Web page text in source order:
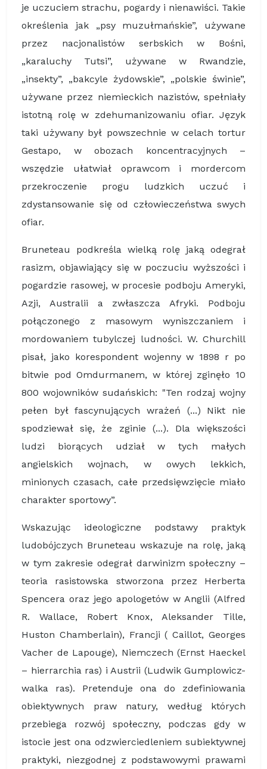
je uczuciem strachu, pogardy i nienawiści. Takie
określenia jak „psy muzułmańskie”, używane
przez nacjonalistów serbskich w Bośni,
„karaluchy Tutsi”, używane w Rwandzie,
„insekty”, „bakcyle żydowskie”, „polskie świnie”,
używane przez niemieckich nazistów, spełniały
istotną rolę w zdehumanizowaniu ofiar. Język
taki używany był powszechnie w celach tortur
Gestapo, w obozach koncentracyjnych –
wszędzie ułatwiał oprawcom i mordercom
przekroczenie progu ludzkich uczuć i
zdystansowanie się od człowieczeństwa swych
ofiar.
Bruneteau podkreśla wielką rolę jaką odegrał
rasizm, objawiający się w poczuciu wyższości i
pogardzie rasowej, w procesie podboju Ameryki,
Azji, Australii a zwłaszcza Afryki. Podboju
połączonego z masowym wyniszczaniem i
mordowaniem tubylczej ludności. W. Churchill
pisał, jako korespondent wojenny w 1898 r po
bitwie pod Omdurmanem, w której zginęło 10
800 wojowników sudańskich: "Ten rodzaj wojny
pełen był fascynujących wrażeń (...) Nikt nie
spodziewał się, że zginie (...). Dla większości
ludzi biorących udział w tych małych
angielskich wojnach, w owych lekkich,
minionych czasach, całe przedsięwzięcie miało
charakter sportowy”.
Wskazując ideologiczne podstawy praktyk
ludobójczych Bruneteau wskazuje na rolę, jaką
w tym zakresie odegrał darwinizm społeczny –
teoria rasistowska stworzona przez Herberta
Spencera oraz jego apologetów w Anglii (Alfred
R. Wallace, Robert Knox, Aleksander Tille,
Huston Chamberlain), Francji ( Caillot, Georges
Vacher de Lapouge), Niemczech (Ernst Haeckel
– hierrarchia ras) i Austrii (Ludwik Gumplowicz-
walka ras). Pretenduje ona do zdefiniowania
obiektywnych praw natury, według których
przebiega rozwój społeczny, podczas gdy w
istocie jest ona odzwierciedleniem subiektywnej
praktyki, niezgodnej z podstawowymi prawami